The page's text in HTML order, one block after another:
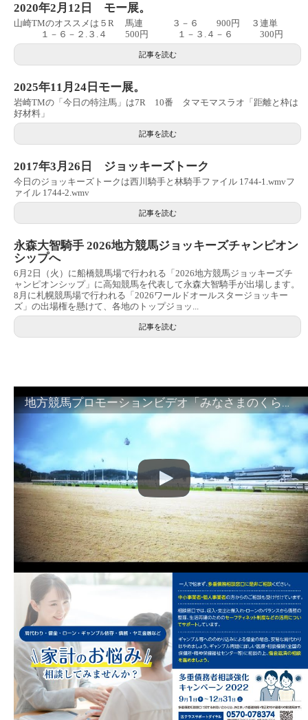
2020年2月12日 モー展。
山崎TMのオススメは５R 馬連 ３－６ 900円 ３連単
１－６－２.３.４ 500円 １－３.４－６ 300円
記事を読む
2025年11月24日モー展。
岩崎TMの「今日の特注馬」は7R 10番 タマモマスラオ「距離と枠は
好材料」
記事を読む
2017年3月26日 ジョッキーズトーク
今日のジョッキーズトークは西川騎手と林騎手ファイル 1744-1.wmvフ
ァイル 1744-2.wmv
記事を読む
永森大智騎手 2026地方競馬ジョッキーズチャンピオン
シップへ
6月2日（火）に船橋競馬場で行われる「2026地方競馬ジョッキーズチ
ャンピオンシップ」に高知競馬を代表して永森大智騎手が出場します。
8月に札幌競馬場で行われる「2026ワールドオールスタージョッキー
ズ」の出場権を懸けて、各地のトップジョッ...
記事を読む
地方競馬プロモーションビデオ「みなさまのくらしのために」30秒篇｜NAR公式